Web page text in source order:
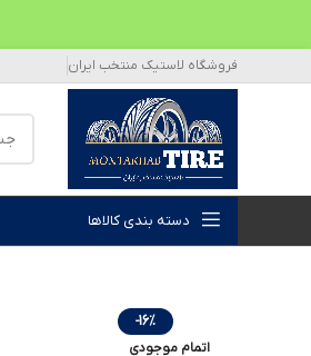
فروشگاه لاستیک منتخب ایران
دسته بندی کالاها
-16%
اتمام موجودی